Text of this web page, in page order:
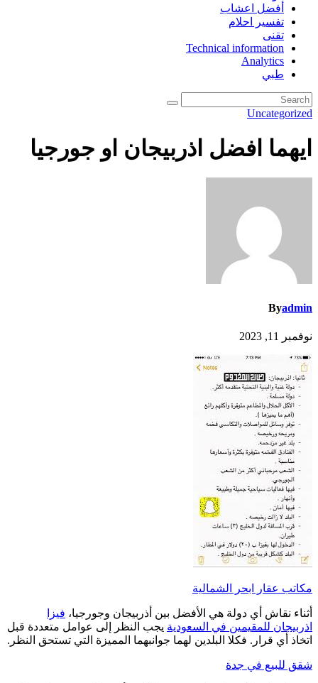
أفضل اعشاب
تفسير احلام
تقنى
Technical information
Analytics
طبي
Uncategorized
ايهما افضل اذربيجان او جورجيا
Byadmin
نوفمبر 11, 2023
مكاتب عقار ابحر الشمالية
أثناء نقاش أي دولة هي الأفضل بين أذربيجان وجورجيا، فيزا
اذربيجان للمقيمين في السعودية يجب النظر إلى عوامل متعددة قبل
اتخاذ أي قرار. فكلا البلدين لهما جوانبهما المميزة التي تستحق النظر.
شقق للبيع في جدة